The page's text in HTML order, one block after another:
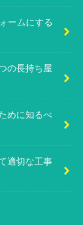
ームにする
の長持ち屋
めに知るべ
適切な工事